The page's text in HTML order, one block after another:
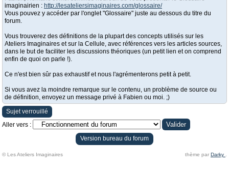
imaginairien : http://lesateliersimaginaires.com/glossaire/
Vous pouvez y accéder par l'onglet "Glossaire" juste au dessous du titre du
forum.
Vous trouverez des définitions de la plupart des concepts utilisés sur les
Ateliers Imaginaires et sur la Cellule, avec références vers les articles sources,
dans le but de faciliter les discussions théoriques (un petit lien et on comprend
enfin de quoi on parle !).
Ce n'est bien sûr pas exhaustif et nous l'agrémenterons petit à petit.
Si vous avez la moindre remarque sur le contenu, un problème de source ou
de définition, envoyez un message privé à Fabien ou moi. ;)
Sujet verrouillé
Aller vers :
Version bureau du forum
© Les Ateliers Imaginaires thème par Darky